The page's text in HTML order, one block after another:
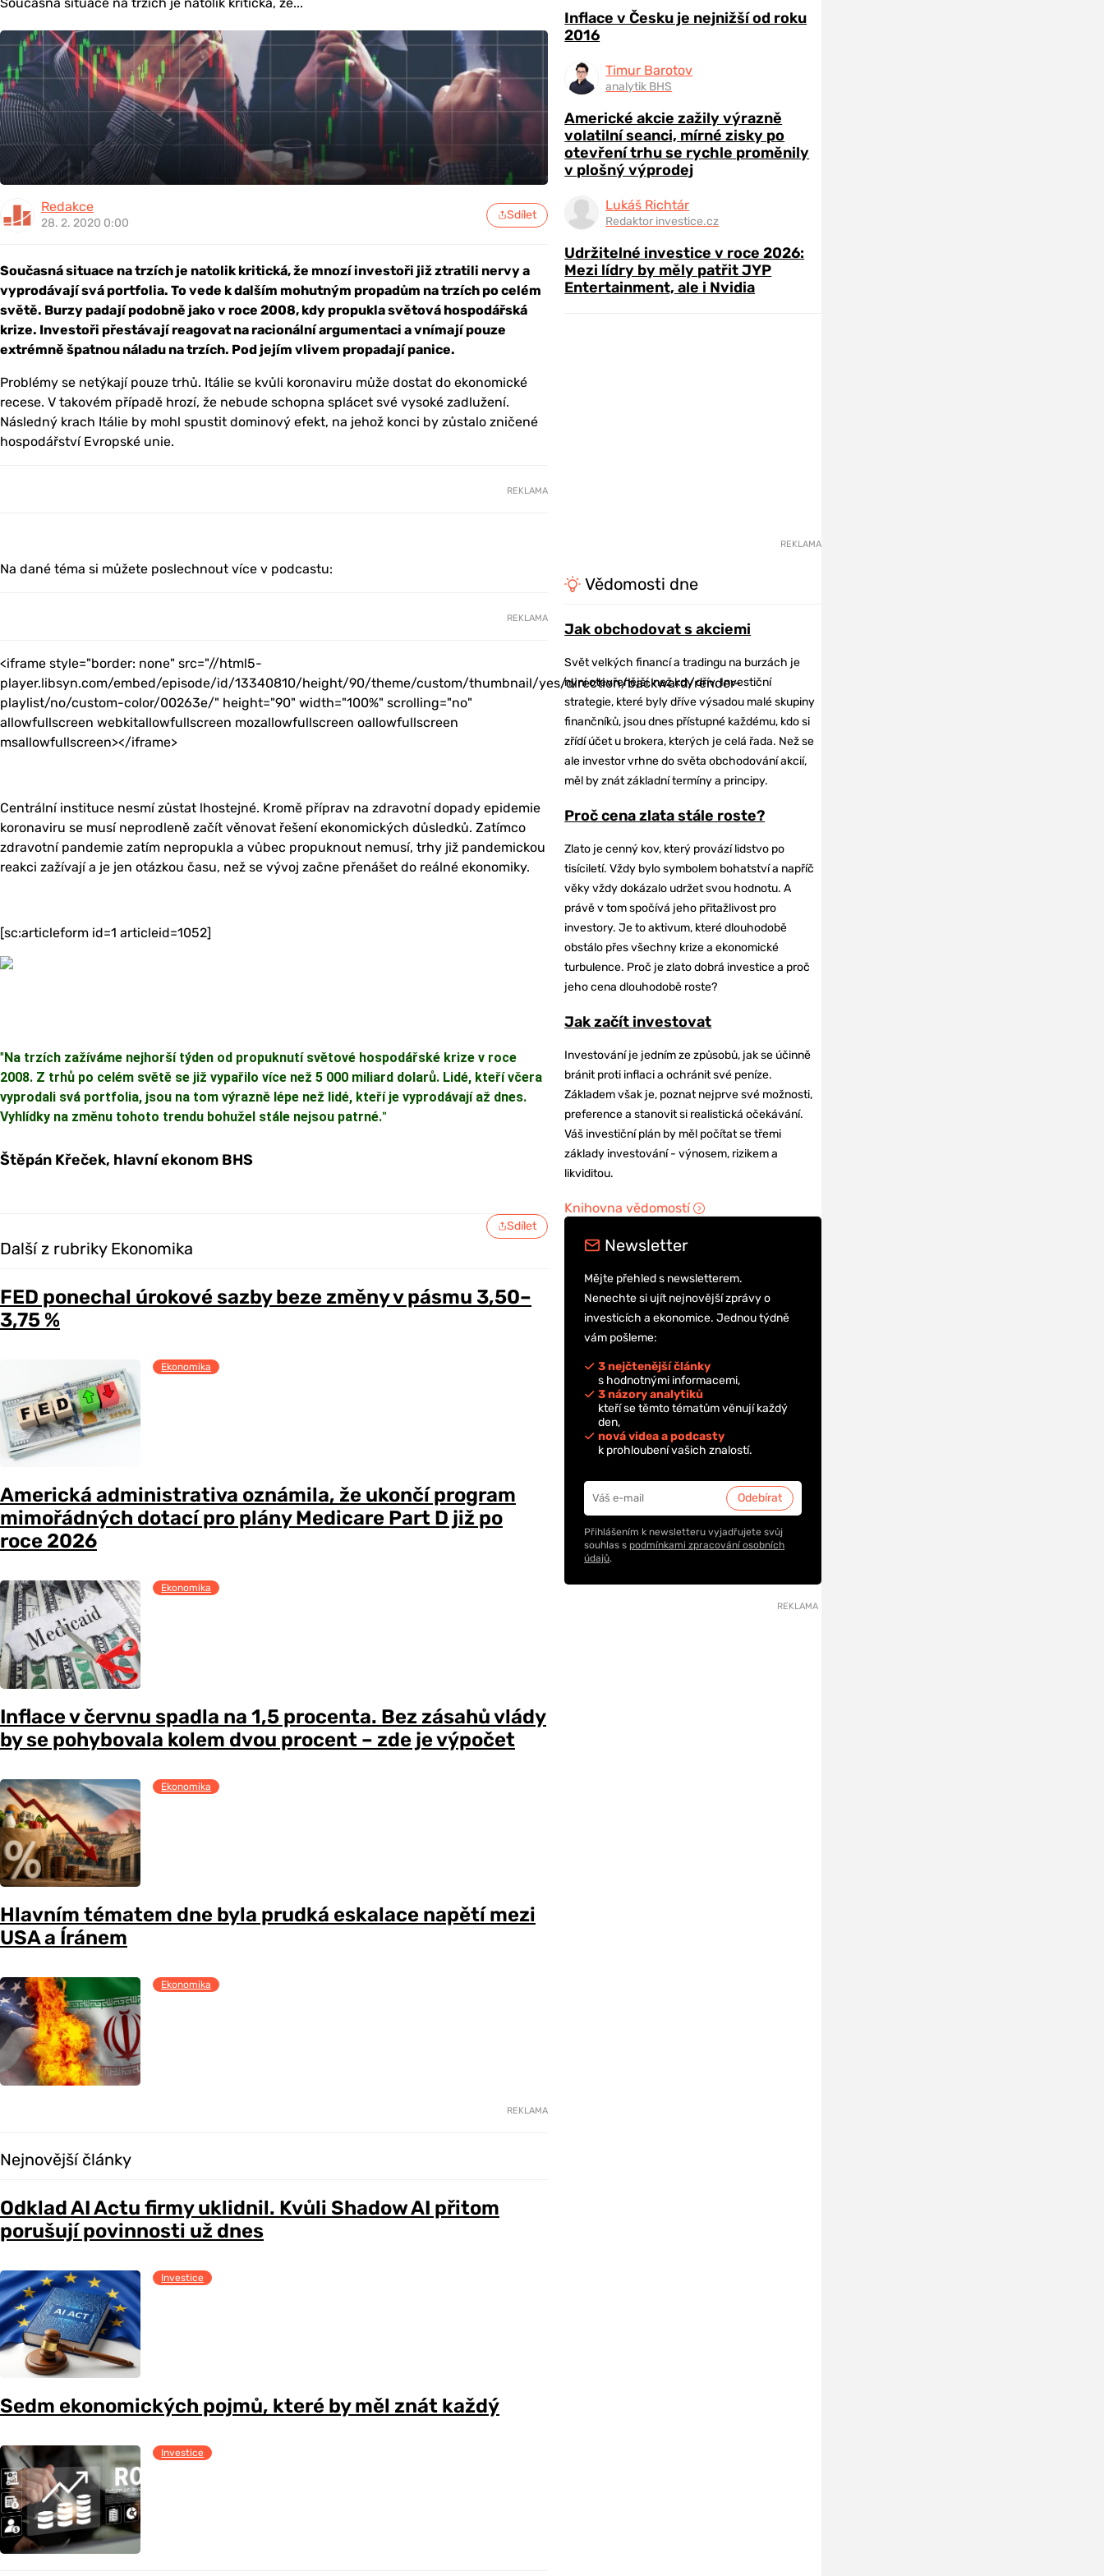
Redakce
28. 2. 2020 0:00
Sdílet
Současná situace na trzích je natolik kritická, že mnozí investoři již ztratili nervy a
vyprodávají svá portfolia. To vede k dalším mohutným propadům na trzích po celém
světě. Burzy padají podobně jako v roce 2008, kdy propukla světová hospodářská
krize. Investoři přestávají reagovat na racionální argumentaci a vnímají pouze
extrémně špatnou náladu na trzích. Pod jejím vlivem propadají panice.
Problémy se netýkají pouze trhů. Itálie se kvůli koronaviru může dostat do ekonomické
recese. V takovém případě hrozí, že nebude schopna splácet své vysoké zadlužení.
Následný krach Itálie by mohl spustit dominový efekt, na jehož konci by zůstalo zničené
hospodářství Evropské unie.
REKLAMA
Na dané téma si můžete poslechnout více v podcastu:
REKLAMA
<iframe style="border: none" src="//html5-
player.libsyn.com/embed/episode/id/13340810/height/90/theme/custom/thumbnail/yes/direction/backward/render-
playlist/no/custom-color/00263e/" height="90" width="100%" scrolling="no"
allowfullscreen webkitallowfullscreen mozallowfullscreen oallowfullscreen
msallowfullscreen></iframe>
Centrální instituce nesmí zůstat lhostejné. Kromě příprav na zdravotní dopady epidemie
koronaviru se musí neprodleně začít věnovat řešení ekonomických důsledků. Zatímco
zdravotní pandemie zatím nepropukla a vůbec propuknout nemusí, trhy již pandemickou
reakci zažívají a je jen otázkou času, než se vývoj začne přenášet do reálné ekonomiky.
[sc:articleform id=1 articleid=1052]
"Na trzích zažíváme nejhorší týden od propuknutí světové hospodářské krize v roce
2008. Z trhů po celém světě se již vypařilo více než 5 000 miliard dolarů. Lidé, kteří včera
vyprodali svá portfolia, jsou na tom výrazně lépe než lidé, kteří je vyprodávají až dnes.
Vyhlídky na změnu tohoto trendu bohužel stále nejsou patrné."
Štěpán Křeček, hlavní ekonom BHS
Sdílet
Další z rubriky Ekonomika
FED ponechal úrokové sazby beze změny v pásmu 3,50–
3,75 %
Ekonomika
Americká administrativa oznámila, že ukončí program
mimořádných dotací pro plány Medicare Part D již po
roce 2026
Ekonomika
Inflace v červnu spadla na 1,5 procenta. Bez zásahů vlády
by se pohybovala kolem dvou procent – zde je výpočet
Ekonomika
Hlavním tématem dne byla prudká eskalace napětí mezi
USA a Íránem
Ekonomika
REKLAMA
Nejnovější články
Odklad AI Actu firmy uklidnil. Kvůli Shadow AI přitom
porušují povinnosti už dnes
Investice
Sedm ekonomických pojmů, které by měl znát každý
Investice
Inflace v Česku je nejnižší od roku
2016
Timur Barotov
analytik BHS
Americké akcie zažily výrazně
volatilní seanci, mírné zisky po
otevření trhu se rychle proměnily
v plošný výprodej
Lukáš Richtár
Redaktor investice.cz
Udržitelné investice v roce 2026:
Mezi lídry by měly patřit JYP
Entertainment, ale i Nvidia
REKLAMA
Vědomosti dne
Jak obchodovat s akciemi
Svět velkých financí a tradingu na burzách je
nyní otevřenější, než kdy dřív. Investiční
strategie, které byly dříve výsadou malé skupiny
finančníků, jsou dnes přístupné každému, kdo si
zřídí účet u brokera, kterých je celá řada. Než se
ale investor vrhne do světa obchodování akcií,
měl by znát základní termíny a principy.
Proč cena zlata stále roste?
Zlato je cenný kov, který provází lidstvo po
tisíciletí. Vždy bylo symbolem bohatství a napříč
věky vždy dokázalo udržet svou hodnotu. A
právě v tom spočívá jeho přitažlivost pro
investory. Je to aktivum, které dlouhodobě
obstálo přes všechny krize a ekonomické
turbulence. Proč je zlato dobrá investice a proč
jeho cena dlouhodobě roste?
Jak začít investovat
Investování je jedním ze způsobů, jak se účinně
bránit proti inflaci a ochránit své peníze.
Základem však je, poznat nejprve své možnosti,
preference a stanovit si realistická očekávání.
Váš investiční plán by měl počítat se třemi
základy investování - výnosem, rizikem a
likviditou.
Knihovna vědomostí
Newsletter
Mějte přehled s newsletterem.
Nenechte si ujít nejnovější zprávy o
investicích a ekonomice. Jednou týdně
vám pošleme:
3 nejčtenější články
s hodnotnými informacemi,
3 názory analytiků
kteří se těmto tématům věnují každý
den,
nová videa a podcasty
k prohloubení vašich znalostí.
Přihlášením k newsletteru vyjadřujete svůj
souhlas s podmínkami zpracování osobních
údajů.
REKLAMA